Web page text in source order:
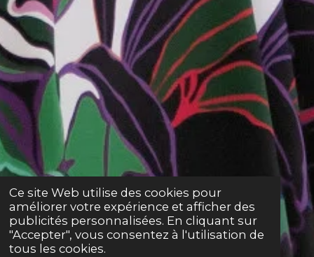
Ce site Web utilise des cookies pour
améliorer votre expérience et afficher des
publicités personnalisées. En cliquant sur
"Accepter", vous consentez à l'utilisation de
tous les cookies.